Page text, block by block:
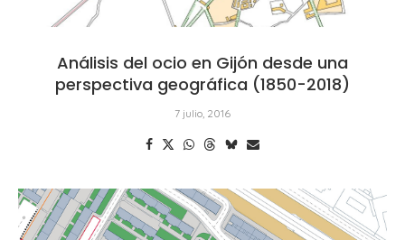
Análisis del ocio en Gijón desde una
perspectiva geográfica (1850-2018)
7 julio, 2016